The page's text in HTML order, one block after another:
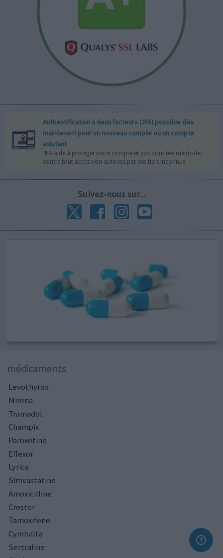
Authentification à deux facteurs (2FA) possible dès
maintenant pour un nouveau compte ou un compte
existant
2FA aide à protéger votre compte et vos données médicales
contre tout accès non autorisé par des tiers inconnus.
Suivez-nous sur...
médicaments
Levothyrox
Mirena
Tramadol
Champix
Paroxetine
Effexor
Lyrica
Simvastatine
Amoxicilline
Crestor
Tamoxifene
Cymbalta
Sertraline